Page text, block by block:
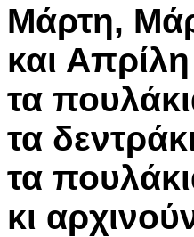
Μάρτη,
και
τα
τα
τα
κι